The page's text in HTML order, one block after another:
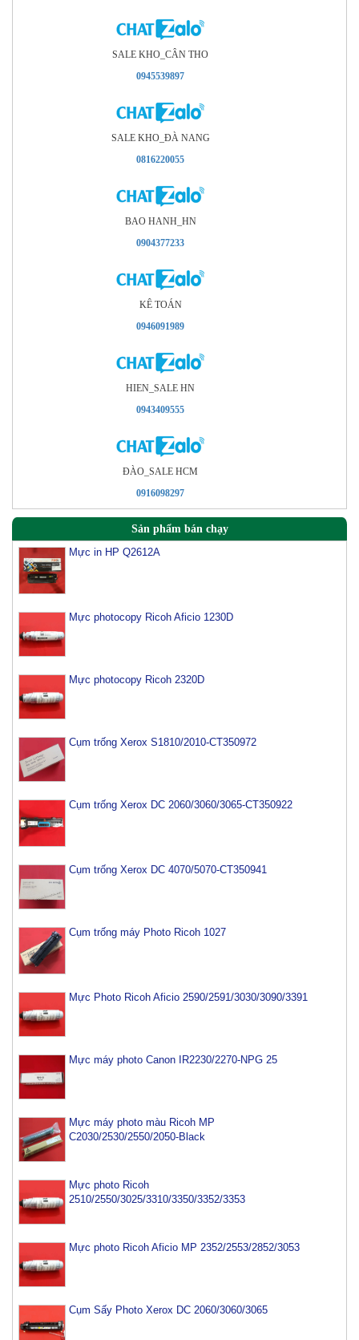
SALE KHO_CÂN THO
0945539897
SALE KHO_ÐÀ NANG
0816220055
BAO HANH_HN
0904377233
KÊ TOÁN
0946091989
HIEN_SALE HN
0943409555
ÐÀO_SALE HCM
0916098297
Sản phẩm bán chạy
Mực in HP Q2612A
Mực photocopy Ricoh Aficio 1230D
Mực photocopy Ricoh 2320D
Cụm trống Xerox S1810/2010-CT350972
Cụm trống Xerox DC 2060/3060/3065-CT350922
Cụm trống Xerox DC 4070/5070-CT350941
Cụm trống máy Photo Ricoh 1027
Mực Photo Ricoh Aficio 2590/2591/3030/3090/3391
Mực máy photo Canon IR2230/2270-NPG 25
Mực máy photo màu Ricoh MP
C2030/2530/2550/2050-Black
Mực photo Ricoh
2510/2550/3025/3310/3350/3352/3353
Mực photo Ricoh Aficio MP 2352/2553/2852/3053
Cụm Sấy Photo Xerox DC 2060/3060/3065